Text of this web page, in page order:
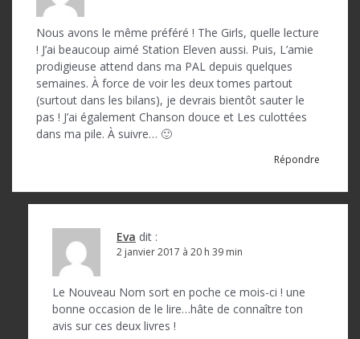
Nous avons le même préféré ! The Girls, quelle lecture
! J’ai beaucoup aimé Station Eleven aussi. Puis, L’amie
prodigieuse attend dans ma PAL depuis quelques
semaines. À force de voir les deux tomes partout
(surtout dans les bilans), je devrais bientôt sauter le
pas ! J’ai également Chanson douce et Les culottées
dans ma pile. À suivre… 🙂
Répondre
Eva dit :
2 janvier 2017 à 20 h 39 min
Le Nouveau Nom sort en poche ce mois-ci ! une
bonne occasion de le lire…hâte de connaître ton
avis sur ces deux livres !